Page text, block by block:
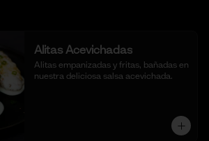
Alitas Acevichadas
Alitas empanizadas y fritas, bañadas en
nuestra deliciosa salsa acevichada.